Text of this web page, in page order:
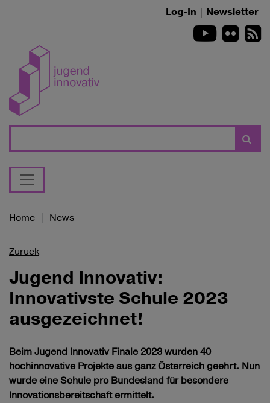
Log-In | Newsletter
Youtube
Flickr
Home News
Zurück
Jugend Innovativ:
Innovativste Schule 2023
ausgezeichnet!
Beim Jugend Innovativ Finale 2023 wurden 40
hochinnovative Projekte aus ganz Österreich geehrt. Nun
wurde eine Schule pro Bundesland für besondere
Innovationsbereitschaft ermittelt.